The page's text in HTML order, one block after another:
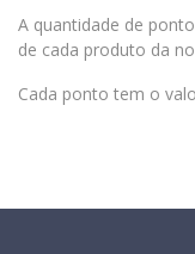
A quantidade de
de cada produto da
Cada ponto tem o